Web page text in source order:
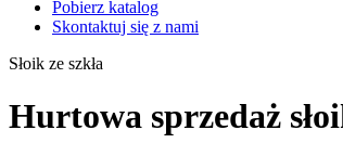
Pobierz katalog
Skontaktuj się z nami
Słoik ze szkła
Hurtowa sprzedaż